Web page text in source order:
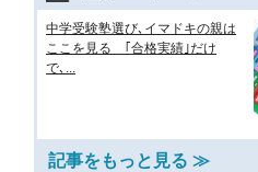
中学受験塾選び､イマドキの親は
ここを見る ｢合格実績｣だけ
で､...
記事をもっと見る ≫